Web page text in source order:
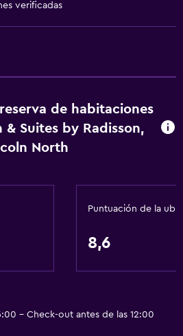
en silla de ruedas
consulta (pueden aplicar cargos
verificadas
de habitaciones
Suites by Radisson,
North
Puntuación de la
8,6
- Check-out antes de las 12:00